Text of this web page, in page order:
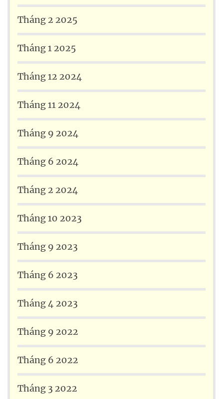
Tháng 2 2025
Tháng 1 2025
Tháng 12 2024
Tháng 11 2024
Tháng 9 2024
Tháng 6 2024
Tháng 2 2024
Tháng 10 2023
Tháng 9 2023
Tháng 6 2023
Tháng 4 2023
Tháng 9 2022
Tháng 6 2022
Tháng 3 2022